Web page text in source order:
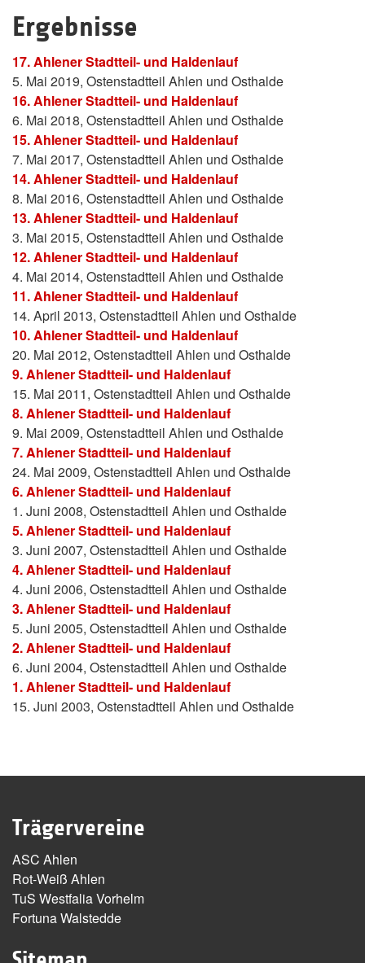
Ergebnisse
17. Ahlener Stadtteil- und Haldenlauf
5. Mai 2019, Ostenstadtteil Ahlen und Osthalde
16. Ahlener Stadtteil- und Haldenlauf
6. Mai 2018, Ostenstadtteil Ahlen und Osthalde
15. Ahlener Stadtteil- und Haldenlauf
7. Mai 2017, Ostenstadtteil Ahlen und Osthalde
14. Ahlener Stadtteil- und Haldenlauf
8. Mai 2016, Ostenstadtteil Ahlen und Osthalde
13. Ahlener Stadtteil- und Haldenlauf
3. Mai 2015, Ostenstadtteil Ahlen und Osthalde
12. Ahlener Stadtteil- und Haldenlauf
4. Mai 2014, Ostenstadtteil Ahlen und Osthalde
11. Ahlener Stadtteil- und Haldenlauf
14. April 2013, Ostenstadtteil Ahlen und Osthalde
10. Ahlener Stadtteil- und Haldenlauf
20. Mai 2012, Ostenstadtteil Ahlen und Osthalde
9. Ahlener Stadtteil- und Haldenlauf
15. Mai 2011, Ostenstadtteil Ahlen und Osthalde
8. Ahlener Stadtteil- und Haldenlauf
9. Mai 2009, Ostenstadtteil Ahlen und Osthalde
7. Ahlener Stadtteil- und Haldenlauf
24. Mai 2009, Ostenstadtteil Ahlen und Osthalde
6. Ahlener Stadtteil- und Haldenlauf
1. Juni 2008, Ostenstadtteil Ahlen und Osthalde
5. Ahlener Stadtteil- und Haldenlauf
3. Juni 2007, Ostenstadtteil Ahlen und Osthalde
4. Ahlener Stadtteil- und Haldenlauf
4. Juni 2006, Ostenstadtteil Ahlen und Osthalde
3. Ahlener Stadtteil- und Haldenlauf
5. Juni 2005, Ostenstadtteil Ahlen und Osthalde
2. Ahlener Stadtteil- und Haldenlauf
6. Juni 2004, Ostenstadtteil Ahlen und Osthalde
1. Ahlener Stadtteil- und Haldenlauf
15. Juni 2003, Ostenstadtteil Ahlen und Osthalde
Trägervereine
ASC Ahlen
Rot-Weiß Ahlen
TuS Westfalia Vorhelm
Fortuna Walstedde